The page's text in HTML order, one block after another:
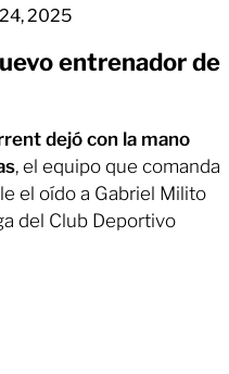
2025
entrenador de
dejó con la mano
, el equipo que comanda
el oído a Gabriel Milito
del Club Deportivo